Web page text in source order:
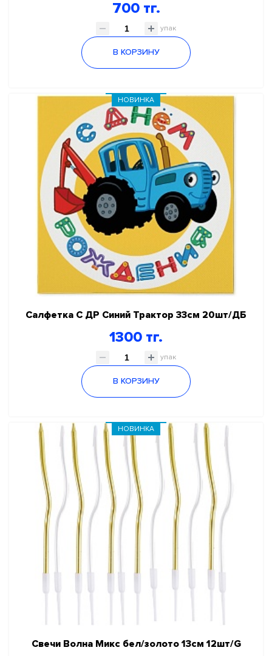
700 тг.
упак
В КОРЗИНУ
Салфетка С ДР Синий Трактор 33см 20шт/ДБ
1300 тг.
упак
В КОРЗИНУ
НОВИНКА
Свечи Волна Микс бел/золото 13см 12шт/G
НОВИНКА